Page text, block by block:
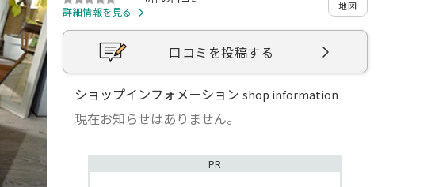
詳細情報を見る
地図
口コミを投稿する
ショップインフォメーションshop information
現在お知らせはありません。
PR